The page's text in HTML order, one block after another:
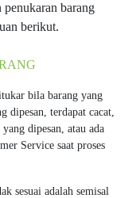
penukaran barang
berikut.
bila barang yang
dipesan, terdapat cacat,
dipesan, atau ada
Service saat proses
sesuai adalah semisal